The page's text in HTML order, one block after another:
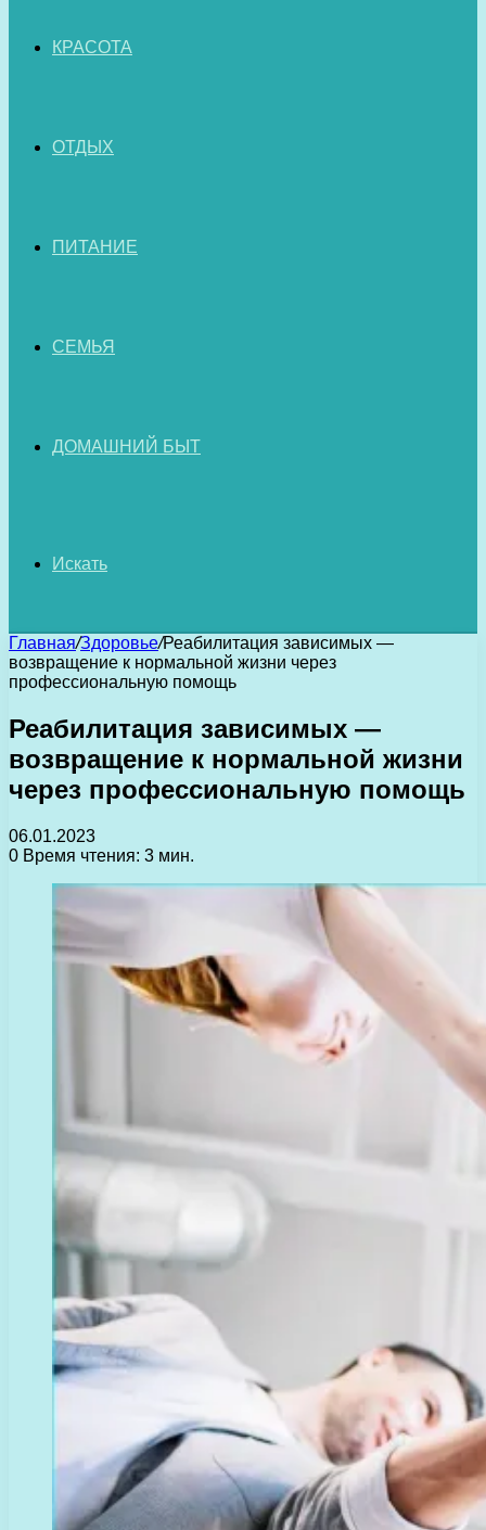
КРАСОТА
ОТДЫХ
ПИТАНИЕ
СЕМЬЯ
ДОМАШНИЙ БЫТ
Искать
Главная/Здоровье/Реабилитация зависимых —
возвращение к нормальной жизни через
профессиональную помощь
Реабилитация зависимых —
возвращение к нормальной жизни
через профессиональную помощь
06.01.2023
0 Время чтения: 3 мин.